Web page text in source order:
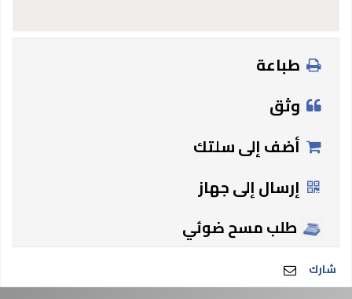
طباعة
وثق
أضف إلى سلتك
إرسال إلى جهاز
طلب مسح ضوئي
شارك